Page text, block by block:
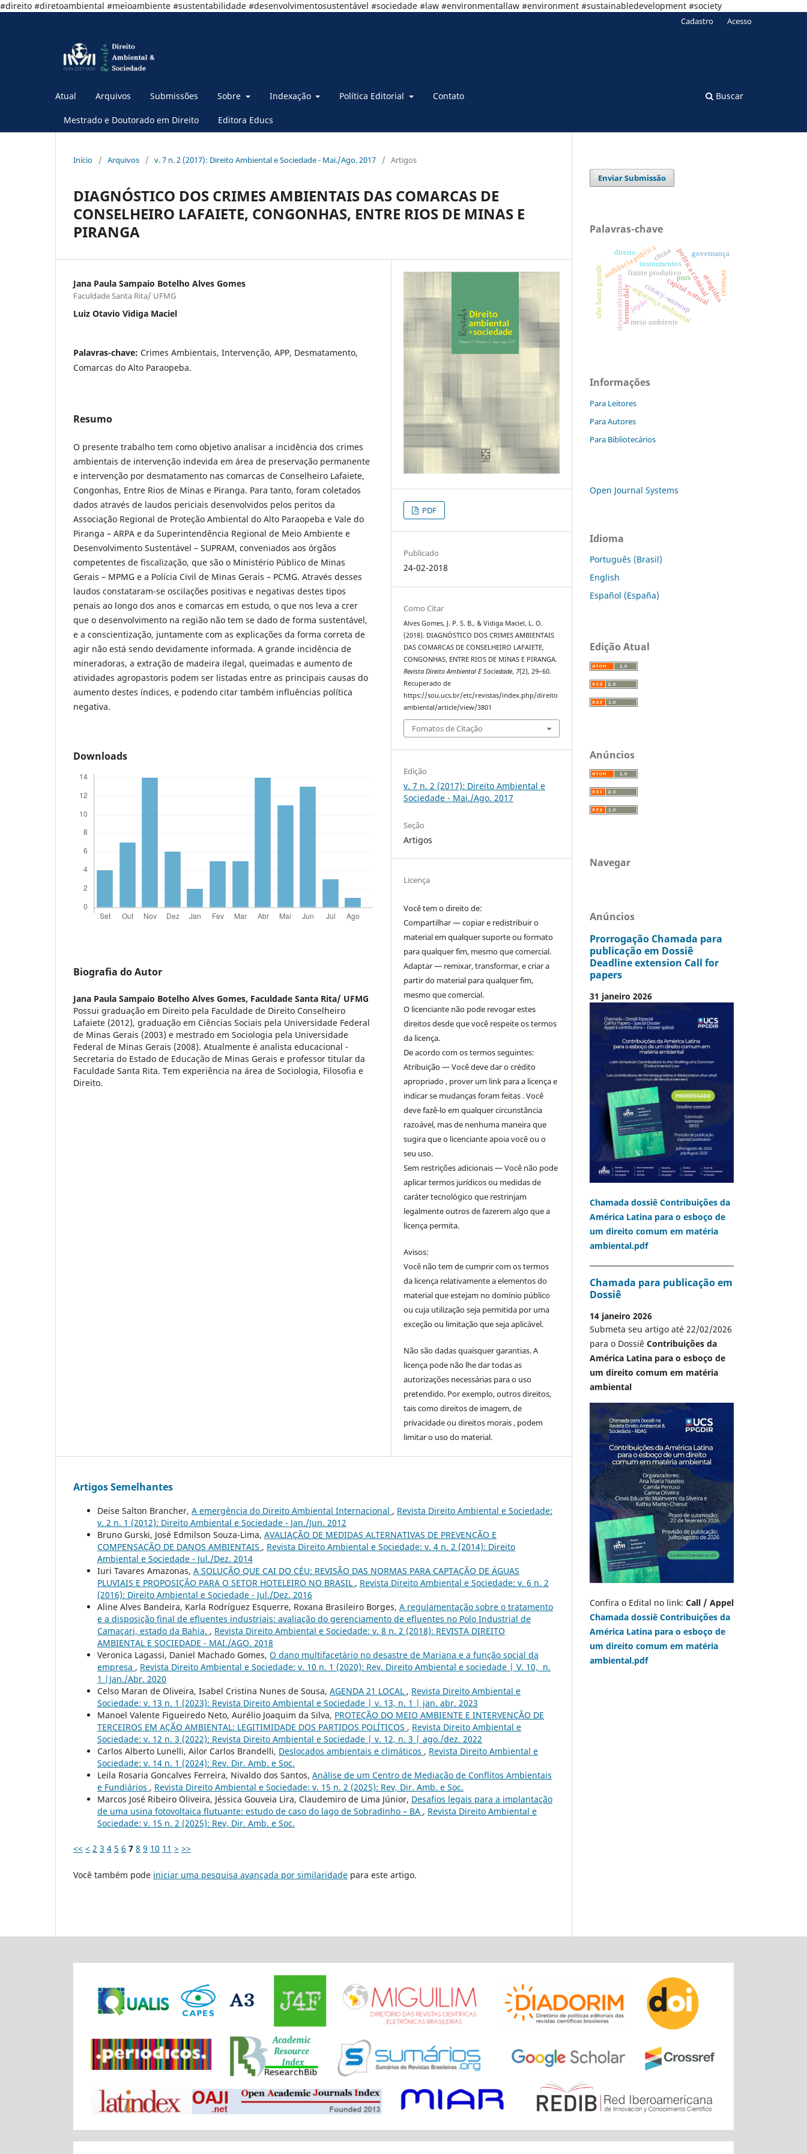
#direito #diretoambiental #meioambiente #sustentabilidade #desenvolvimentosustentável #sociedade #law #environmentallaw #environment #sustainabledevelopment #society
Atual Arquivos Submissões Sobre Indexação Política Editorial Contato
Mestrado e Doutorado em Direito Editora Educs
Buscar
Cadastro Acesso
Início / Arquivos / v. 7 n. 2 (2017): Direito Ambiental e Sociedade - Mai./Ago. 2017 / Artigos
DIAGNÓSTICO DOS CRIMES AMBIENTAIS DAS COMARCAS DE
CONSELHEIRO LAFAIETE, CONGONHAS, ENTRE RIOS DE MINAS E
PIRANGA
Jana Paula Sampaio Botelho Alves Gomes
Faculdade Santa Rita/ UFMG
Luiz Otavio Vidiga Maciel
Palavras-chave: Crimes Ambientais, Intervenção, APP, Desmatamento,
Comarcas do Alto Paraopeba.
Resumo
O presente trabalho tem como objetivo analisar a incidência dos crimes
ambientais de intervenção indevida em área de preservação permanente
e intervenção por desmatamento nas comarcas de Conselheiro Lafaiete,
Congonhas, Entre Rios de Minas e Piranga. Para tanto, foram coletados
dados através de laudos periciais desenvolvidos pelos peritos da
Associação Regional de Proteção Ambiental do Alto Paraopeba e Vale do
Piranga – ARPA e da Superintendência Regional de Meio Ambiente e
Desenvolvimento Sustentável – SUPRAM, conveniados aos órgãos
competentes de fiscalização, que são o Ministério Público de Minas
Gerais – MPMG e a Polícia Civil de Minas Gerais – PCMG. Através desses
laudos constataram-se oscilações positivas e negativas destes tipos
penais ao longo dos anos e comarcas em estudo, o que nos leva a crer
que o desenvolvimento na região não tem se dado de forma sustentável,
e a conscientização, juntamente com as explicações da forma correta de
agir não está sendo devidamente informada. A grande incidência de
mineradoras, a extração de madeira ilegal, queimadas e aumento de
atividades agropastoris podem ser listadas entre as principais causas do
aumento destes índices, e podendo citar também influências política
negativa.
Downloads
Biografia do Autor
Jana Paula Sampaio Botelho Alves Gomes, Faculdade Santa Rita/ UFMG
Possui graduação em Direito pela Faculdade de Direito Conselheiro
Lafaiete (2012), graduação em Ciências Sociais pela Universidade Federal
de Minas Gerais (2003) e mestrado em Sociologia pela Universidade
Federal de Minas Gerais (2008). Atualmente é analista educacional -
Secretaria do Estado de Educação de Minas Gerais e professor titular da
Faculdade Santa Rita. Tem experiência na área de Sociologia, Filosofia e
Direito.
PDF
Publicado
24-02-2018
Como Citar
Alves Gomes, J. P. S. B., & Vidiga Maciel, L. O.
(2018). DIAGNÓSTICO DOS CRIMES AMBIENTAIS
DAS COMARCAS DE CONSELHEIRO LAFAIETE,
CONGONHAS, ENTRE RIOS DE MINAS E PIRANGA.
Revista Direito Ambiental E Sociedade, 7(2), 29–60.
Recuperado de
https://sou.ucs.br/etc/revistas/index.php/direito
ambiental/article/view/3801
Fomatos de Citação
Edição
v. 7 n. 2 (2017): Direito Ambiental e
Sociedade - Mai./Ago. 2017
Seção
Artigos
Licença
Você tem o direito de:
Compartilhar — copiar e redistribuir o
material em qualquer suporte ou formato
para qualquer fim, mesmo que comercial.
Adaptar — remixar, transformar, e criar a
partir do material para qualquer fim,
mesmo que comercial.
O licenciante não pode revogar estes
direitos desde que você respeite os termos
da licença.
De acordo com os termos seguintes:
Atribuição — Você deve dar o crédito
apropriado , prover um link para a licença e
indicar se mudanças foram feitas . Você
deve fazê-lo em qualquer circunstância
razoável, mas de nenhuma maneira que
sugira que o licenciante apoia você ou o
seu uso.
Sem restrições adicionais — Você não pode
aplicar termos jurídicos ou medidas de
caráter tecnológico que restrinjam
legalmente outros de fazerem algo que a
licença permita.
Avisos:
Você não tem de cumprir com os termos
da licença relativamente a elementos do
material que estejam no domínio público
ou cuja utilização seja permitida por uma
exceção ou limitação que seja aplicável.
Não são dadas quaisquer garantias. A
licença pode não lhe dar todas as
autorizações necessárias para o uso
pretendido. Por exemplo, outros direitos,
tais como direitos de imagem, de
privacidade ou direitos morais , podem
limitar o uso do material.
Artigos Semelhantes
Deise Salton Brancher, A emergência do Direito Ambiental Internacional , Revista Direito Ambiental e Sociedade:
v. 2 n. 1 (2012): Direito Ambiental e Sociedade - Jan./Jun. 2012
Bruno Gurski, José Edmilson Souza-Lima, AVALIAÇÃO DE MEDIDAS ALTERNATIVAS DE PREVENÇÃO E
COMPENSAÇÃO DE DANOS AMBIENTAIS , Revista Direito Ambiental e Sociedade: v. 4 n. 2 (2014): Direito
Ambiental e Sociedade - Jul./Dez. 2014
Iuri Tavares Amazonas, A SOLUÇÃO QUE CAI DO CÉU: REVISÃO DAS NORMAS PARA CAPTAÇÃO DE ÁGUAS
PLUVIAIS E PROPOSIÇÃO PARA O SETOR HOTELEIRO NO BRASIL , Revista Direito Ambiental e Sociedade: v. 6 n. 2
(2016): Direito Ambiental e Sociedade - Jul./Dez. 2016
Aline Alves Bandeira, Karla Rodríguez Esquerre, Roxana Brasileiro Borges, A regulamentação sobre o tratamento
e a disposição final de efluentes industriais: avaliação do gerenciamento de efluentes no Polo Industrial de
Camaçari, estado da Bahia. , Revista Direito Ambiental e Sociedade: v. 8 n. 2 (2018): REVISTA DIREITO
AMBIENTAL E SOCIEDADE - MAI./AGO. 2018
Veronica Lagassi, Daniel Machado Gomes, O dano multifacetário no desastre de Mariana e a função social da
empresa , Revista Direito Ambiental e Sociedade: v. 10 n. 1 (2020): Rev. Direito Ambiental e sociedade | V. 10, n.
1 |Jan./Abr. 2020
Celso Maran de Oliveira, Isabel Cristina Nunes de Sousa, AGENDA 21 LOCAL , Revista Direito Ambiental e
Sociedade: v. 13 n. 1 (2023): Revista Direito Ambiental e Sociedade | v. 13, n. 1 | jan. abr. 2023
Manoel Valente Figueiredo Neto, Aurélio Joaquim da Silva, PROTEÇÃO DO MEIO AMBIENTE E INTERVENÇÃO DE
TERCEIROS EM AÇÃO AMBIENTAL: LEGITIMIDADE DOS PARTIDOS POLÍTICOS , Revista Direito Ambiental e
Sociedade: v. 12 n. 3 (2022): Revista Direito Ambiental e Sociedade | v. 12, n. 3 | ago./dez. 2022
Carlos Alberto Lunelli, Ailor Carlos Brandelli, Deslocados ambientais e climáticos , Revista Direito Ambiental e
Sociedade: v. 14 n. 1 (2024): Rev. Dir. Amb. e Soc.
Leila Rosaria Goncalves Ferreira, Nivaldo dos Santos, Análise de um Centro de Mediação de Conflitos Ambientais
e Fundiários , Revista Direito Ambiental e Sociedade: v. 15 n. 2 (2025): Rev, Dir. Amb. e Soc.
Marcos José Ribeiro Oliveira, Jéssica Gouveia Lira, Claudemiro de Lima Júnior, Desafios legais para a implantação
de uma usina fotovoltaica flutuante: estudo de caso do lago de Sobradinho – BA , Revista Direito Ambiental e
Sociedade: v. 15 n. 2 (2025): Rev, Dir. Amb. e Soc.
<< < 2 3 4 5 6 7 8 9 10 11 > >>
Você também pode iniciar uma pesquisa avançada por similaridade para este artigo.
Enviar Submissão
Palavras-chave
ciriacy-wantrup
herman dalysegurança ambiental
limite produtivo
capital natural
meio ambiente
política criminal
japão
audiência pública
atingidos
desenvolvimento
direito
uhe barra grande. pnrs
instrumentos
china governança
crianças
Informações
Para Leitores
Para Autores
Para Bibliotecários
Open Journal Systems
Idioma
Português (Brasil)
English
Español (España)
Edição Atual
Anúncios
Navegar
Anúncios
Prorrogação Chamada para
publicação em Dossiê
Deadline extension Call for
papers
31 janeiro 2026
Chamada dossiê Contribuições da
América Latina para o esboço de
um direito comum em matéria
ambiental.pdf
Chamada para publicação em
Dossiê
14 janeiro 2026
Submeta seu artigo até 22/02/2026
para o Dossiê Contribuições da
América Latina para o esboço de
um direito comum em matéria
ambiental
Confira o Edital no link: Call / Appel
Chamada dossiê Contribuições da
América Latina para o esboço de
um direito comum em matéria
ambiental.pdf